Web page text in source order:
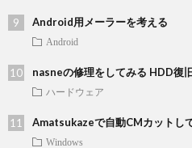
Android用メーラーを考える
Android
nasneの修理をしてみる HDD復
ハードウェア
Amatsukazeで自動CMカットし
Windows